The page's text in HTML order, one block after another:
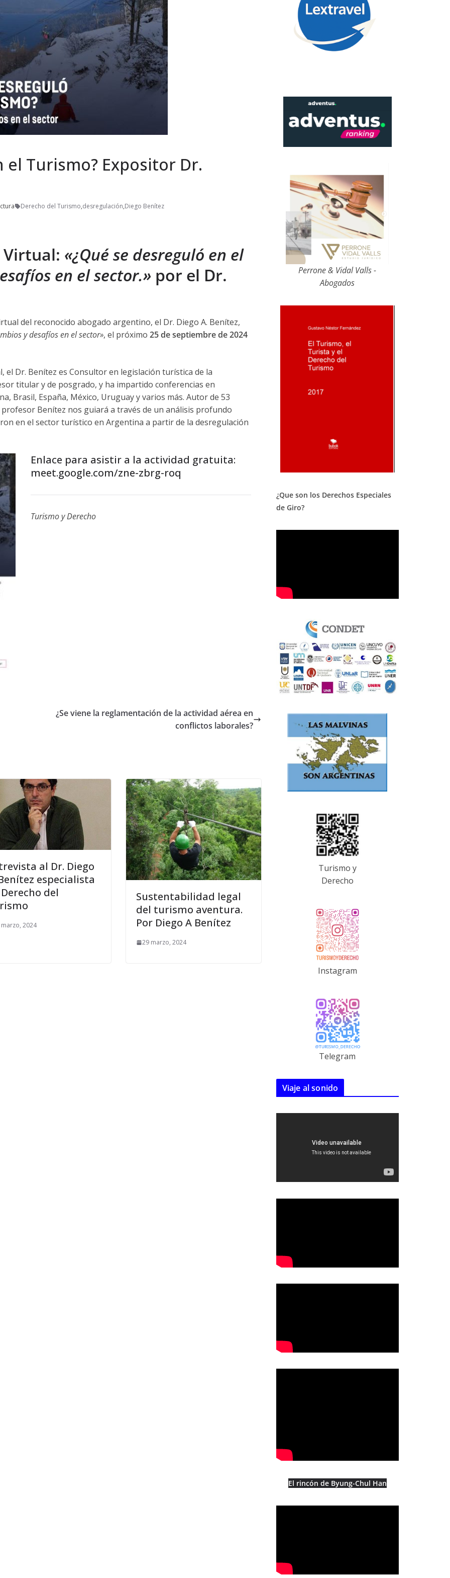
el Turismo? Expositor Dr.
Derecho del Turismo,desregulación,Diego Benítez
«¿Qué se desreguló en el
en el sector.» por el Dr.
del reconocido abogado argentino, el Dr. Diego A. Benítez,
y desafíos en el sector», el próximo 25 de septiembre de 2024
el Dr. Benítez es Consultor en legislación turística de la
titular y de posgrado, y ha impartido conferencias en
Brasil, España, México, Uruguay y varios más. Autor de 53
Benítez nos guiará a través de un análisis profundo
en el sector turístico en Argentina a partir de la desregulación
Enlace para asistir a la actividad gratuita:
meet.google.com/zne-zbrg-roq
Turismo y Derecho
¿Se viene la reglamentación de la actividad aérea en
conflictos laborales?
al Dr. Diego
especialista
del
2024
Sustentabilidad legal
del turismo aventura.
Por Diego A Benítez
29 marzo, 2024
Perrone & Vidal Valls -
Abogados
¿Que son los Derechos Especiales
de Giro?
Turismo y
Derecho
Instagram
Telegram
Viaje al sonido
El rincón de Byung-Chul Han